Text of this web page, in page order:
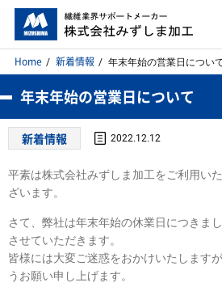
Home 新着情報 年末年始の営業日につい
年末年始の営業日について
新着情報 2022.12.12
平素は株式会社みずしま加工をご利用い
ざいます。
さて、弊社は年末年始の休業日につきま
させていただきます。
皆様には大変ご迷惑をおかけいたします
うお願い申し上げます。